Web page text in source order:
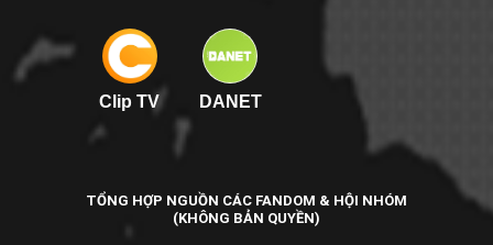
Clip TV DANET
TỔNG HỢP NGUỒN CÁC FANDOM & HỘI NHÓM
(KHÔNG BẢN QUYỀN)